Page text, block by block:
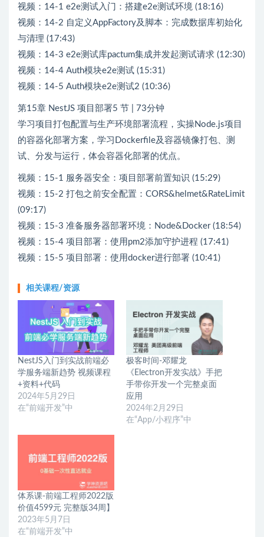
视频：14-1 e2e测试入门：搭建e2e测试环境 (18:16)
视频：14-2 自定义AppFactory及脚本：完成数据库初始化
与清理 (17:43)
视频：14-3 e2e测试库pactum集成并发起测试请求 (12:30)
视频：14-4 Auth模块e2e测试 (15:31)
视频：14-5 Auth模块e2e测试2 (10:36)
第15章 NestJS 项目部署5 节 | 73分钟
学习项目打包配置与生产环境部署流程，实操Node.js项目
的容器化部署方案，学习Dockerfile及容器镜像打包、测
试、分发与运行，体会容器化部署的优点。
视频：15-1 服务器安全：项目部署前置知识 (15:29)
视频：15-2 打包之前安全配置：CORS&helmet&RateLimit
(09:17)
视频：15-3 准备服务器部署环境：Node&Docker (18:54)
视频：15-4 项目部署：使用pm2添加守护进程 (17:41)
视频：15-5 项目部署：使用docker进行部署 (10:41)
相关课程/资源
NestJS入门到实战前端必
学服务端新趋势 视频课程
+资料+代码
2024年5月29日
在“前端开发”中
极客时间-邓耀龙
《Electron开发实战》手把
手带你开发一个完整桌面
应用
2024年2月29日
在“App/小程序”中
体系课-前端工程师2022版
价值4599元 完整版34周】
2023年5月7日
在“前端开发”中